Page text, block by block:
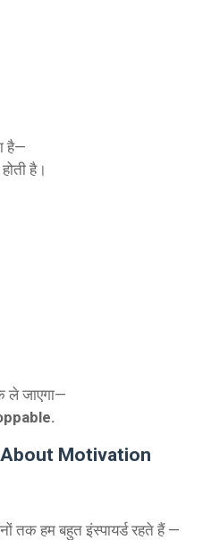
है—
है।
जाएगा—
Motivation
तक हम बहुत इंस्पायर्ड रहते हैं —